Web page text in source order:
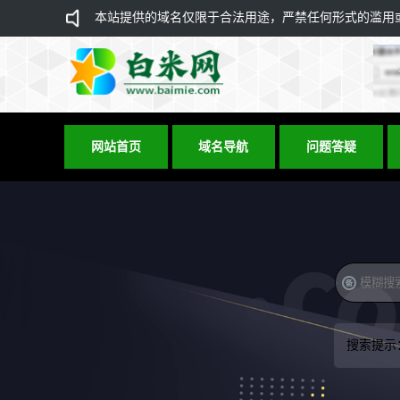
本站提供的域名仅限于合法用途，严禁任何形式的滥
网站首页 域名导航 问题答疑
搜索提示